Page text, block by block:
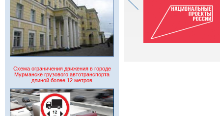
Схема ограничения движения в городе
Мурманске грузового автотранспорта
длиной более 12 метров